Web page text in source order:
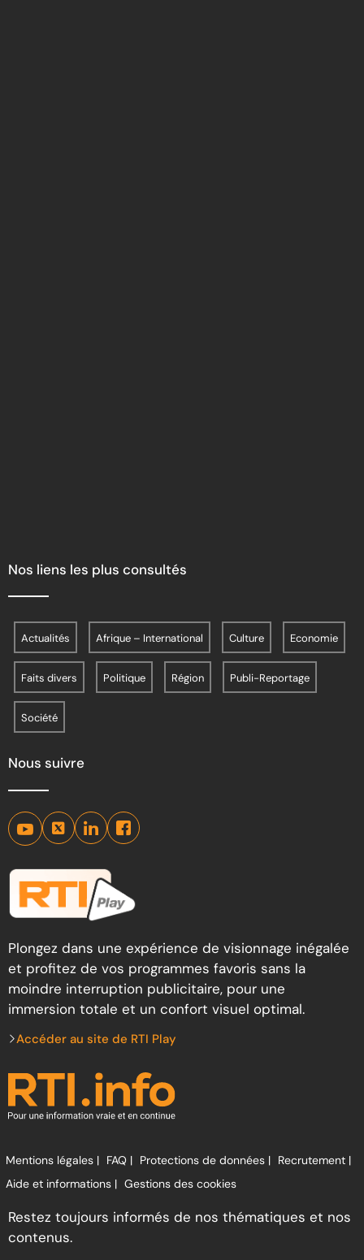
Nos liens les plus consultés
Actualités Afrique – International Culture Economie
Faits divers Politique Région Publi-Reportage
Société
Nous suivre
Plongez dans une expérience de visionnage inégalée
et profitez de vos programmes favoris sans la
moindre interruption publicitaire, pour une
immersion totale et un confort visuel optimal.
Accéder au site de RTI Play
Mentions légales | FAQ | Protections de données | Recrutement |
Aide et informations | Gestions des cookies
Restez toujours informés de nos thématiques et nos
contenus.